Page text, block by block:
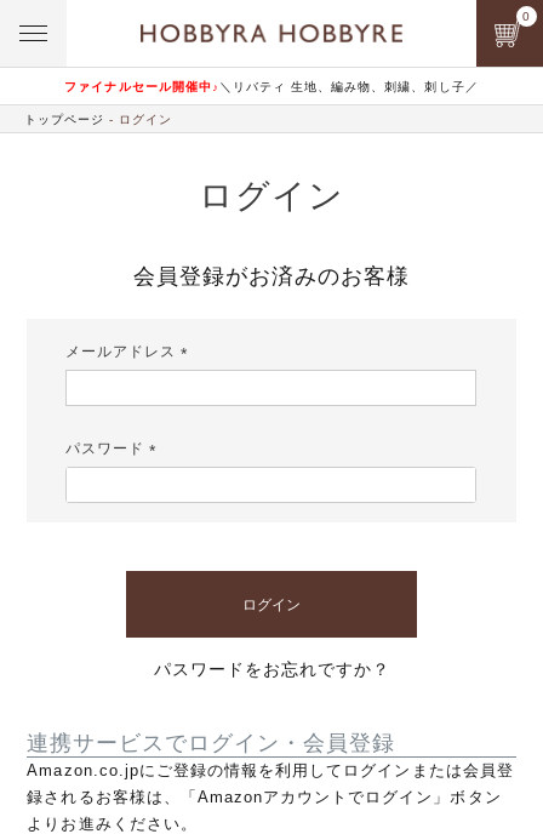
ファイナルセール開催中♪ ＼リバティ 生地、編み物、刺繍、刺し子／
0
トップページ ログイン
ログイン
会員登録がお済みのお客様
メールアドレス
パスワード
ログイン
パスワードをお忘れですか？
連携サービスでログイン・会員登録
Amazon.co.jpにご登録の情報を利用してログインまたは会員登
録されるお客様は、「Amazonアカウントでログイン」ボタン
よりお進みください。